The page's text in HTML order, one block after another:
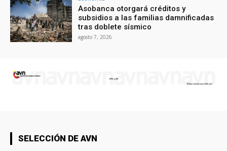
Asobanca otorgará créditos y
subsidios a las familias damnificadas
tras doblete sísmico
agosto 7, 2026
SELECCIÓN DE AVN